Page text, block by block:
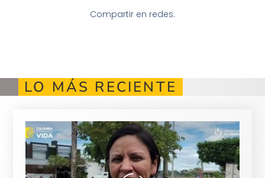
Compartir en redes:
LO MÁS RECIENTE